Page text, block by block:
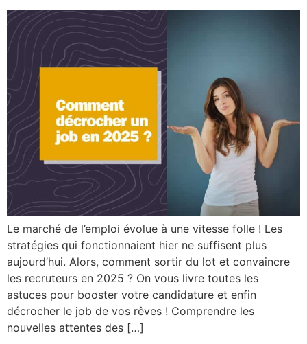
Le marché de l’emploi évolue à une vitesse folle ! Les
stratégies qui fonctionnaient hier ne suffisent plus
aujourd’hui. Alors, comment sortir du lot et convaincre
les recruteurs en 2025 ? On vous livre toutes les
astuces pour booster votre candidature et enfin
décrocher le job de vos rêves ! Comprendre les
nouvelles attentes des […]